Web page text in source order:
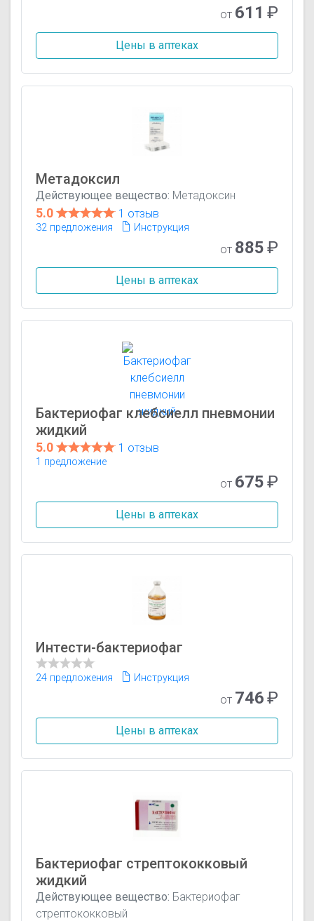
от 611 ₽
Цены в аптеках
Метадоксил
Действующее вещество: Метадоксин
5.0 1 отзыв
32 предложения Инструкция
от 885₽
Цены в аптеках
Бактериофаг клебсиелл пневмонии
жидкий
5.0 1 отзыв
1 предложение
от 675₽
Цены в аптеках
Интести-бактериофаг
24 предложения Инструкция
от 746₽
Цены в аптеках
Бактериофаг стрептококковый
жидкий
Действующее вещество: Бактериофаг
стрептококковый